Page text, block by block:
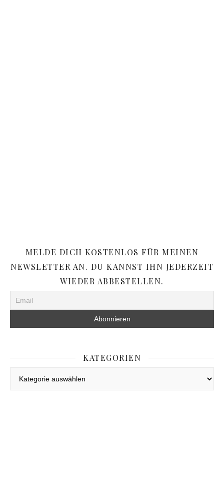
MELDE DICH KOSTENLOS FÜR MEINEN
NEWSLETTER AN. DU KANNST IHN JEDERZEIT
WIEDER ABBESTELLEN.
KATEGORIEN